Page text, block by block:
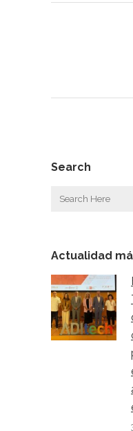
Search
Actualidad